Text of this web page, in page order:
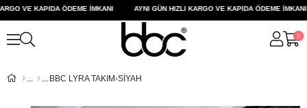
VE KAPIDA ÖDEME İMKANI AYNI GÜN HIZLI KARGO VE KAPIDA ÖDEME İMKANI
0
BBC LYRA TAKIM-SİYAH